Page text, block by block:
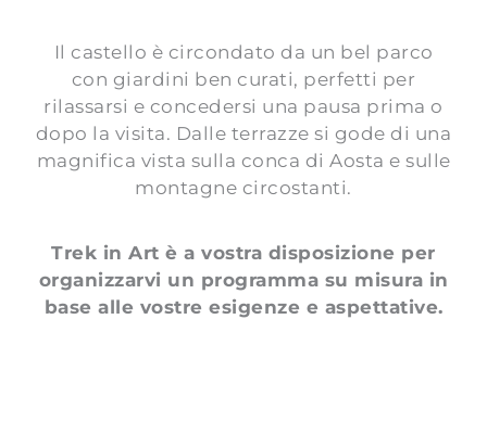
Il castello è circondato da un bel parco
con giardini ben curati, perfetti per
rilassarsi e concedersi una pausa prima o
dopo la visita. Dalle terrazze si gode di una
magnifica vista sulla conca di Aosta e sulle
montagne circostanti.
Trek in Art è a vostra disposizione per
organizzarvi un programma su misura in
base alle vostre esigenze e aspettative.